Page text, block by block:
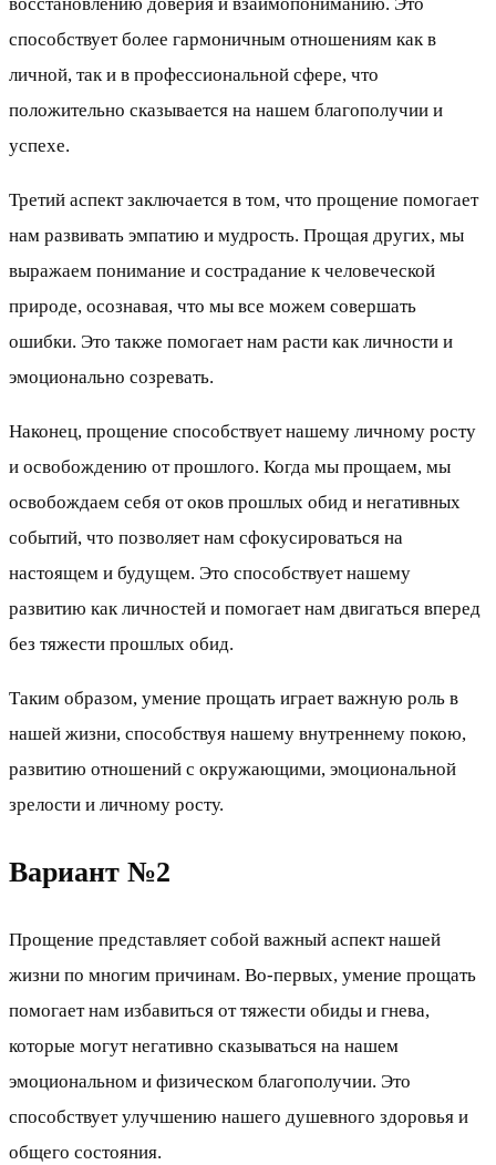
способствует более гармоничным отношениям как в
личной, так и в профессиональной сфере, что
положительно сказывается на нашем благополучии и
успехе.
Третий аспект заключается в том, что прощение помогает
нам развивать эмпатию и мудрость. Прощая других, мы
выражаем понимание и сострадание к человеческой
природе, осознавая, что мы все можем совершать
ошибки. Это также помогает нам расти как личности и
эмоционально созревать.
Наконец, прощение способствует нашему личному росту
и освобождению от прошлого. Когда мы прощаем, мы
освобождаем себя от оков прошлых обид и негативных
событий, что позволяет нам сфокусироваться на
настоящем и будущем. Это способствует нашему
развитию как личностей и помогает нам двигаться вперед
без тяжести прошлых обид.
Таким образом, умение прощать играет важную роль в
нашей жизни, способствуя нашему внутреннему покою,
развитию отношений с окружающими, эмоциональной
зрелости и личному росту.
Вариант №2
Прощение представляет собой важный аспект нашей
жизни по многим причинам. Во-первых, умение прощать
помогает нам избавиться от тяжести обиды и гнева,
которые могут негативно сказываться на нашем
эмоциональном и физическом благополучии. Это
способствует улучшению нашего душевного здоровья и
общего состояния.